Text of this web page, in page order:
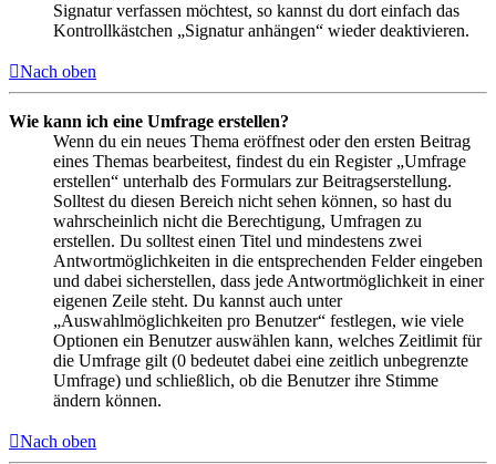
Signatur verfassen möchtest, so kannst du dort einfach das
Kontrollkästchen „Signatur anhängen“ wieder deaktivieren.
Nach oben
Wie kann ich eine Umfrage erstellen?
Wenn du ein neues Thema eröffnest oder den ersten Beitrag
eines Themas bearbeitest, findest du ein Register „Umfrage
erstellen“ unterhalb des Formulars zur Beitragserstellung.
Solltest du diesen Bereich nicht sehen können, so hast du
wahrscheinlich nicht die Berechtigung, Umfragen zu
erstellen. Du solltest einen Titel und mindestens zwei
Antwortmöglichkeiten in die entsprechenden Felder eingeben
und dabei sicherstellen, dass jede Antwortmöglichkeit in einer
eigenen Zeile steht. Du kannst auch unter
„Auswahlmöglichkeiten pro Benutzer“ festlegen, wie viele
Optionen ein Benutzer auswählen kann, welches Zeitlimit für
die Umfrage gilt (0 bedeutet dabei eine zeitlich unbegrenzte
Umfrage) und schließlich, ob die Benutzer ihre Stimme
ändern können.
Nach oben